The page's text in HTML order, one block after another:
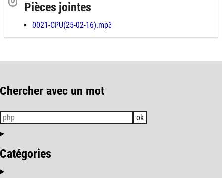
Pièces jointes
0021-CPU(25-02-16).mp3
Chercher avec un mot
ok
Catégories